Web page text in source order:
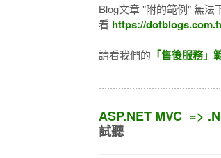
Blog文章 "附的範例" 無法
看 https://
請看我們的 「售後服務」
ASP.NET MVC =>
試聽